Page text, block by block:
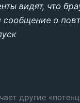
видят, что
сообщение о
другие